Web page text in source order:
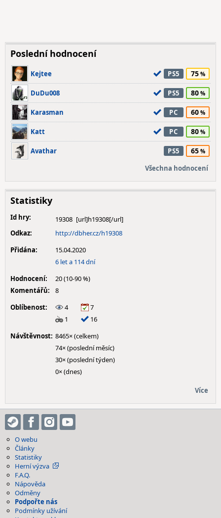
Poslední hodnocení
Kejtee PS5 75
DuDu008 PS5 80
Karasman PC 60
Katt PC 80
Avathar PS5 65
Všechna hodnocení
Statistiky
Id hry:
19308
Odkaz:
http://dbher.cz/h19308
Přidána:
15.04.2020
6 let a 114 dní
Hodnocení:
20 (10-90 %)
Komentářů:
8
Oblíbenost:
4
7
1
16
Návštěvnost: 8465× (celkem)
74× (poslední měsíc)
30× (poslední týden)
0× (dnes)
Více
O webu
Články
Statistiky
Herní výzva
F.A.Q.
Nápověda
Odměny
Podpořte nás
Podmínky užívání